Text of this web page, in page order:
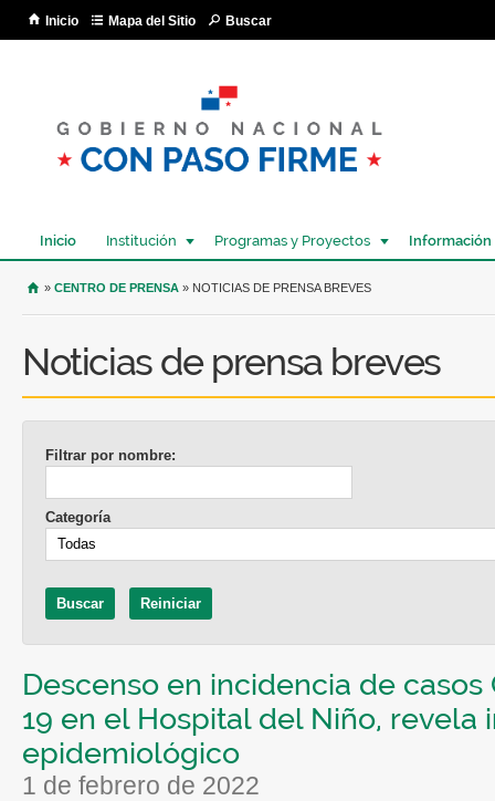
Inicio Mapa del Sitio Buscar
Inicio Institución Programas y Proyectos Información
USTED SE ENCUENTRA AQUÍ
» CENTRO DE PRENSA » NOTICIAS DE PRENSA BREVES
Noticias de prensa breves
Filtrar por nombre:
Categoría
Descenso en incidencia de casos
19 en el Hospital del Niño, revela
epidemiológico
1 de febrero de 2022